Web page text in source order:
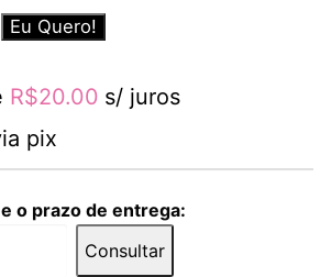
Eu Quero!
R$20.00 s/ juros
pix
o prazo de entrega:
Consultar